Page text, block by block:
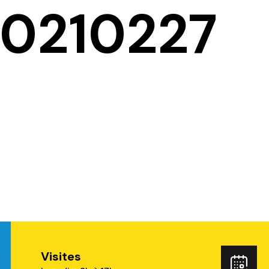
Visites